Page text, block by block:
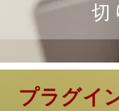
切
プラグイ